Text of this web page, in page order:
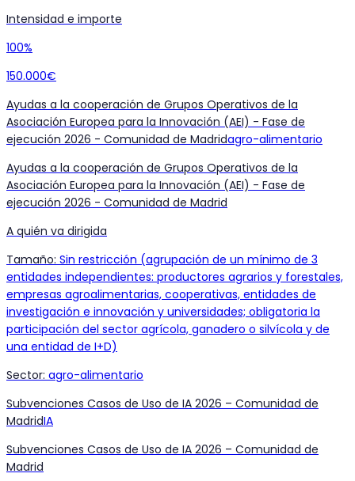
Intensidad e importe
100%
150.000€
Ayudas a la cooperación de Grupos Operativos de la
Asociación Europea para la Innovación (AEI) - Fase de
ejecución 2026 - Comunidad de Madridagro-alimentario
Ayudas a la cooperación de Grupos Operativos de la
Asociación Europea para la Innovación (AEI) - Fase de
ejecución 2026 - Comunidad de Madrid
A quién va dirigida
Tamaño: Sin restricción (agrupación de un mínimo de 3
entidades independientes: productores agrarios y forestales,
empresas agroalimentarias, cooperativas, entidades de
investigación e innovación y universidades; obligatoria la
participación del sector agrícola, ganadero o silvícola y de
una entidad de I+D)
Sector: agro-alimentario
Subvenciones Casos de Uso de IA 2026 – Comunidad de
MadridIA
Subvenciones Casos de Uso de IA 2026 – Comunidad de
Madrid